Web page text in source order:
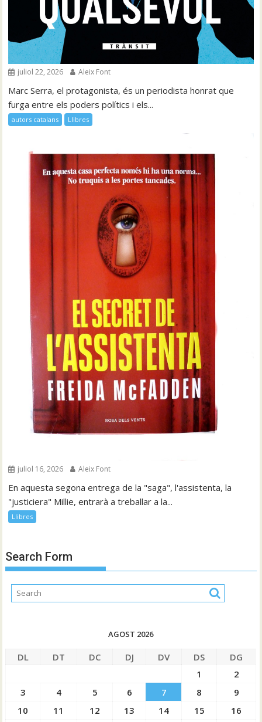
juliol 22, 2026 Aleix Font
Marc Serra, el protagonista, és un periodista honrat que
furga entre els poders polítics i els...
autors catalans Llibres
juliol 16, 2026 Aleix Font
En aquesta segona entrega de la "saga", l'assistenta, la
"justiciera" Millie, entrarà a treballar a la...
Llibres
Search Form
AGOST 2026
DL DT DC DJ DV DS
DG
1
2
3
4 5 6 7 8
9
10
11 12 13 14 15
16